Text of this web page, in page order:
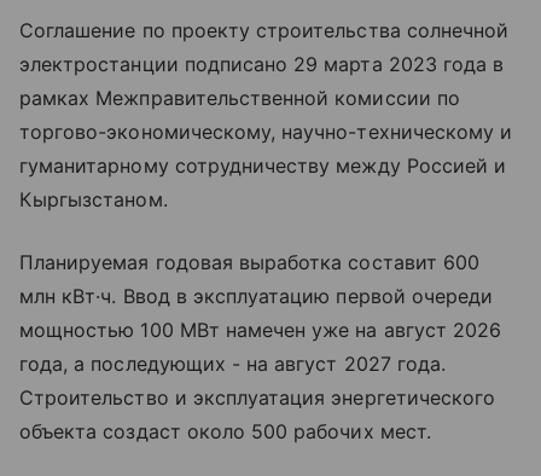
Соглашение по проекту строительства солнечной
электростанции подписано 29 марта 2023 года в
рамках Межправительственной комиссии по
торгово-экономическому, научно-техническому и
гуманитарному сотрудничеству между Россией и
Кыргызстаном.
Планируемая годовая выработка составит 600
млн кВт·ч. Ввод в эксплуатацию первой очереди
мощностью 100 МВт намечен уже на август 2026
года, а последующих - на август 2027 года.
Строительство и эксплуатация энергетического
объекта создаст около 500 рабочих мест.